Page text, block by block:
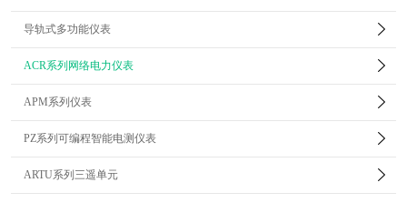
导轨式多功能仪表
ACR系列网络电力仪表
APM系列仪表
PZ系列可编程智能电测仪表
ARTU系列三遥单元